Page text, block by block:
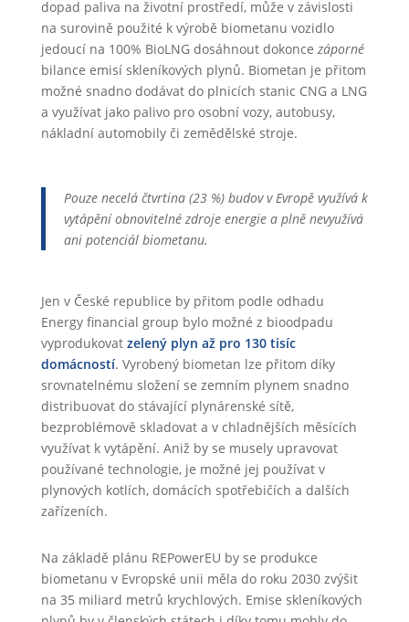
dopad paliva na životní prostředí, může v závislosti
na surovině použité k výrobě biometanu vozidlo
jedoucí na 100% BioLNG dosáhnout dokonce záporné
bilance emisí skleníkových plynů. Biometan je přitom
možné snadno dodávat do plnicích stanic CNG a LNG
a využívat jako palivo pro osobní vozy, autobusy,
nákladní automobily či zemědělské stroje.
Pouze necelá čtvrtina (23 %) budov v Evropě využívá k
vytápění obnovitelné zdroje energie a plně nevyužívá
ani potenciál biometanu.
Jen v České republice by přitom podle odhadu
Energy financial group bylo možné z bioodpadu
vyprodukovat zelený plyn až pro 130 tisíc
domácností. Vyrobený biometan lze přitom díky
srovnatelnému složení se zemním plynem snadno
distribuovat do stávající plynárenské sítě,
bezproblémově skladovat a v chladnějších měsících
využívat k vytápění. Aniž by se musely upravovat
používané technologie, je možné jej používat v
plynových kotlích, domácích spotřebičích a dalších
zařízeních.
Na základě plánu REPowerEU by se produkce
biometanu v Evropské unii měla do roku 2030 zvýšit
na 35 miliard metrů krychlových. Emise skleníkových